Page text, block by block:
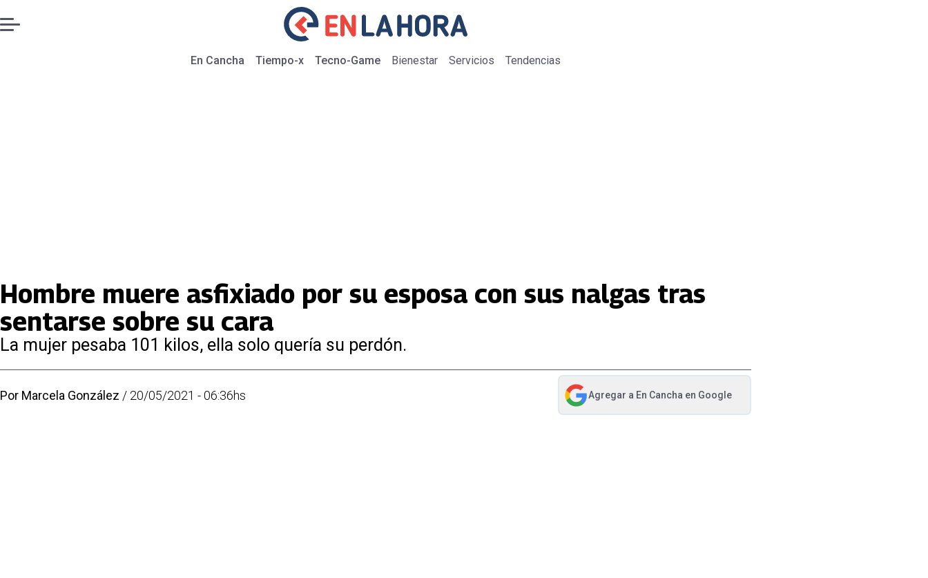
En Cancha Tiempo-x Tecno-Game Bienestar Servicios Tendencias
Hombre muere asfixiado por su esposa con sus nalgas tras
sentarse sobre su cara
La mujer pesaba 101 kilos, ella solo quería su perdón.
Por Marcela González / 20/05/2021 - 06:36hs Agregar a En Cancha en Google
abre en nueva pestaña